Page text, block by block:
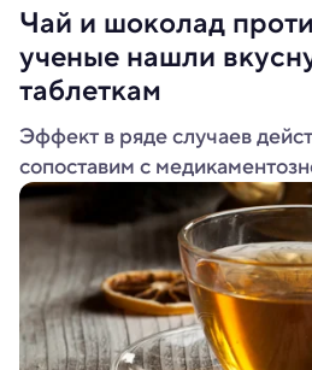
Чай и шоколад
ученые нашли
таблеткам
Эффект в ряде случаев
сопоставим с